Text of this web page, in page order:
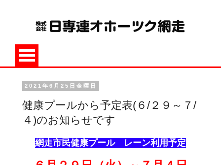
2021年6月25日金曜日
健康プールから予定表(６/２９～７/
４)のお知らせです
網走市民健康プール レーン利用予定